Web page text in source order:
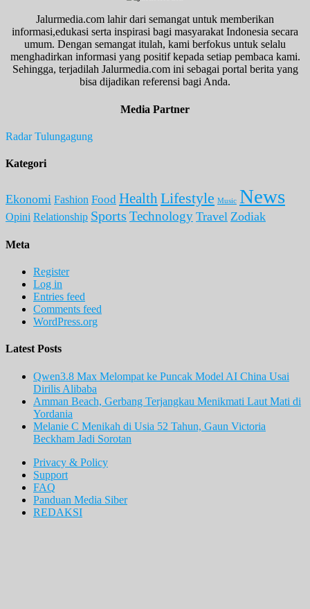
Jalurmedia.com lahir dari semangat untuk memberikan
informasi,edukasi serta inspirasi bagi masyarakat Indonesia secara
umum. Dengan semangat itulah, kami berfokus untuk selalu
menghadirkan informasi yang positif kepada setiap pembaca kami.
Sehingga, terjadilah Jalurmedia.com ini sebagai portal berita yang
bisa dijadikan referensi bagi Anda.
Media Partner
Radar Tulungagung
Kategori
Ekonomi Fashion Food Health Lifestyle Music News
Opini Relationship Sports Technology Travel Zodiak
Meta
Register
Log in
Entries feed
Comments feed
WordPress.org
Latest Posts
Qwen3.8 Max Melompat ke Puncak Model AI China Usai
Dirilis Alibaba
Amman Beach, Gerbang Terjangkau Menikmati Laut Mati di
Yordania
Melanie C Menikah di Usia 52 Tahun, Gaun Victoria
Beckham Jadi Sorotan
Privacy & Policy
Support
FAQ
Panduan Media Siber
REDAKSI